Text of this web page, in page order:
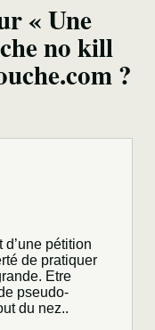
« Une
no kill
?
pétition
de pratiquer
Etre
pseudo-
du nez..